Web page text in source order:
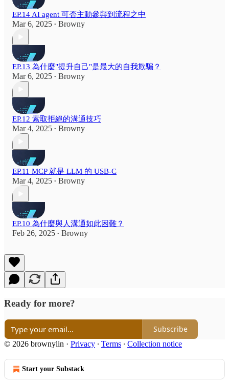
EP.14 AI agent 可否主動參與到流程之中
Mar 6, 2025 • Browny
EP.13 為什麼"提升自己"是最大的自我欺騙？
Mar 6, 2025 • Browny
EP.12 索取拒絕的溝通技巧
Mar 4, 2025 • Browny
EP.11 MCP 就是 LLM 的 USB-C
Mar 4, 2025 • Browny
EP.10 為什麼與人溝通如此困難？
Feb 26, 2025 • Browny
Ready for more?
Subscribe
© 2026 brownylin · Privacy ∙ Terms ∙ Collection notice
Start your Substack